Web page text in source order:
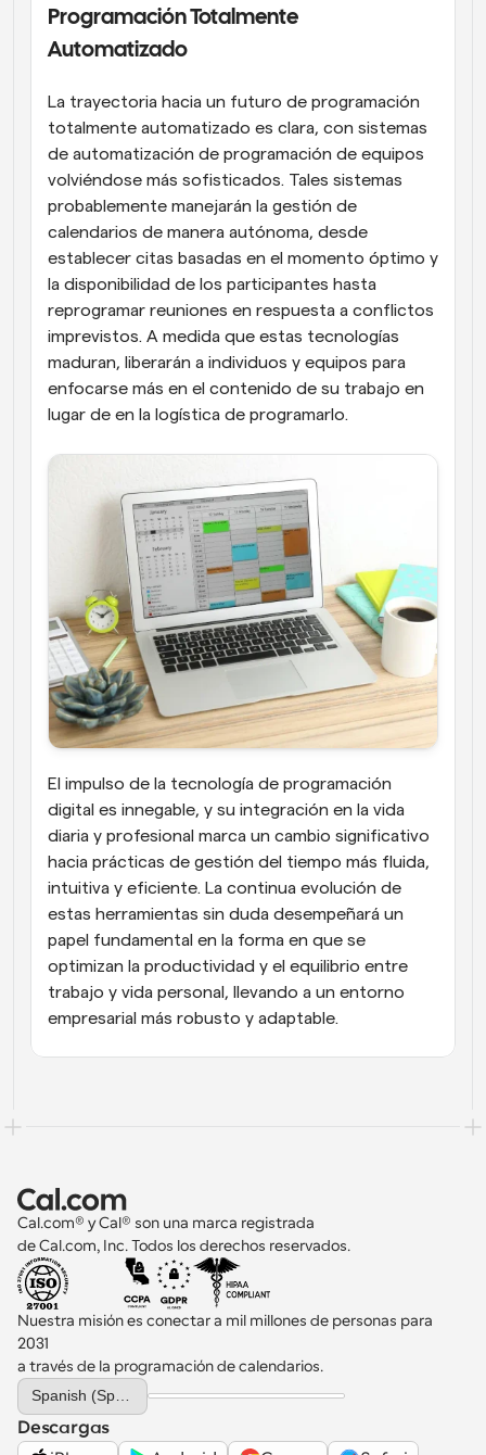
Programación Totalmente
Automatizado
La trayectoria hacia un futuro de programación
totalmente automatizado es clara, con sistemas
de automatización de programación de equipos
volviéndose más sofisticados. Tales sistemas
probablemente manejarán la gestión de
calendarios de manera autónoma, desde
establecer citas basadas en el momento óptimo y
la disponibilidad de los participantes hasta
reprogramar reuniones en respuesta a conflictos
imprevistos. A medida que estas tecnologías
maduran, liberarán a individuos y equipos para
enfocarse más en el contenido de su trabajo en
lugar de en la logística de programarlo.
El impulso de la tecnología de programación
digital es innegable, y su integración en la vida
diaria y profesional marca un cambio significativo
hacia prácticas de gestión del tiempo más fluida,
intuitiva y eficiente. La continua evolución de
estas herramientas sin duda desempeñará un
papel fundamental en la forma en que se
optimizan la productividad y el equilibrio entre
trabajo y vida personal, llevando a un entorno
empresarial más robusto y adaptable.
Cal.com® y Cal® son una marca registrada
de Cal.com, Inc. Todos los derechos reservados.
Nuestra misión es conectar a mil millones de personas para
2031
a través de la programación de calendarios.
Select Language
Spanish (Spain)
Descargas